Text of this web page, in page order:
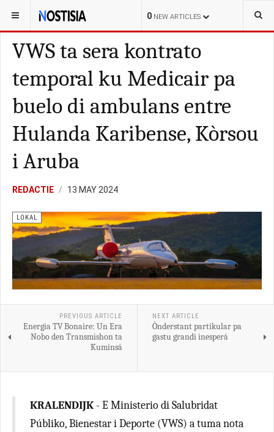
0 NEW ARTICLES
YOU ARE HERE: BONAIRE LOKAL
VWS ta sera kontrato
temporal ku Medicair pa
buelo di ambulans entre
Hulanda Karibense, Kòrsou
i Aruba
REDACTIE 13 MAY 2024
LOKAL
PREVIOUS ARTICLE
Energia TV Bonaire: Un Era
Nobo den Transmishon ta
Kuminsá
NEXT ARTICLE
Ònderstant partikular pa
gastu grandi inesperá
KRALENDIJK- E Ministerio di Salubridat
Públiko, Bienestar i Deporte (VWS) a tuma nota